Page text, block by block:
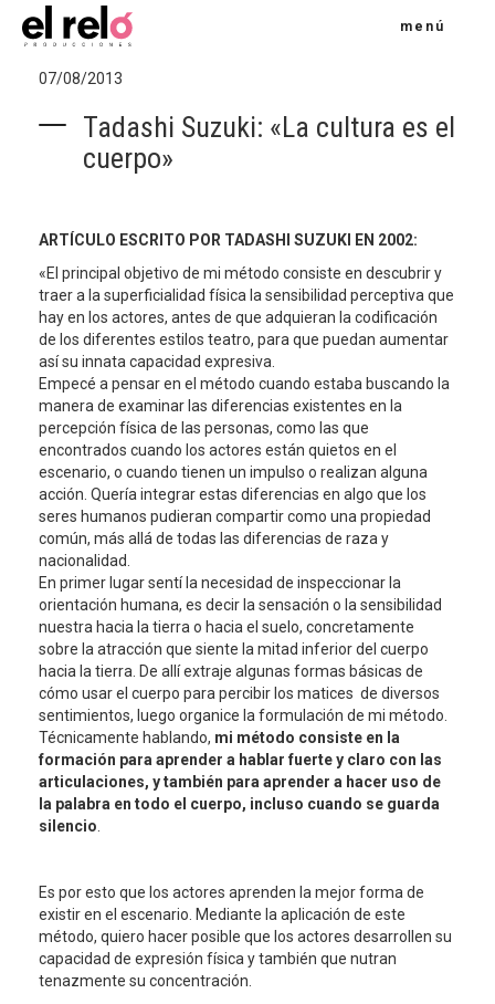
menú
07/08/2013
Tadashi Suzuki: «La cultura es el
cuerpo»
ARTÍCULO ESCRITO POR TADASHI SUZUKI EN 2002:
«El principal objetivo de mi método consiste en descubrir y
traer a la superficialidad física la sensibilidad perceptiva que
hay en los actores, antes de que adquieran la codificación
de los diferentes estilos teatro, para que puedan aumentar
así su innata capacidad expresiva.
Empecé a pensar en el método cuando estaba buscando la
manera de examinar las diferencias existentes en la
percepción física de las personas, como las que
encontrados cuando los actores están quietos en el
escenario, o cuando tienen un impulso o realizan alguna
acción. Quería integrar estas diferencias en algo que los
seres humanos pudieran compartir como una propiedad
común, más allá de todas las diferencias de raza y
nacionalidad.
En primer lugar sentí la necesidad de inspeccionar la
orientación humana, es decir la sensación o la sensibilidad
nuestra hacia la tierra o hacia el suelo, concretamente
sobre la atracción que siente la mitad inferior del cuerpo
hacia la tierra. De allí extraje algunas formas básicas de
cómo usar el cuerpo para percibir los matices de diversos
sentimientos, luego organice la formulación de mi método.
Técnicamente hablando, mi método consiste en la
formación para aprender a hablar fuerte y claro con las
articulaciones, y también para aprender a hacer uso de
la palabra en todo el cuerpo, incluso cuando se guarda
silencio
Es por esto que los actores aprenden la mejor forma de
existir en el escenario. Mediante la aplicación de este
método, quiero hacer posible que los actores desarrollen su
capacidad de expresión física y también que nutran
tenazmente su concentración.